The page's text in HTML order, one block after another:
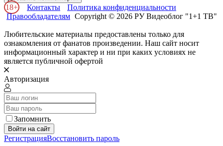
18+ Контакты
Политика конфиденциальности
Правообладателям Copyright © 2026 РУ Видеоблог "1+1 ТВ"
Любительские материалы предоставлены только для
ознакомления от фанатов произведении. Наш сайт носит
информационный характер и ни при каких условиях не
является публичной офертой
Авторизация
Запомнить
Войти на сайт
РегистрацияВосстановить пароль